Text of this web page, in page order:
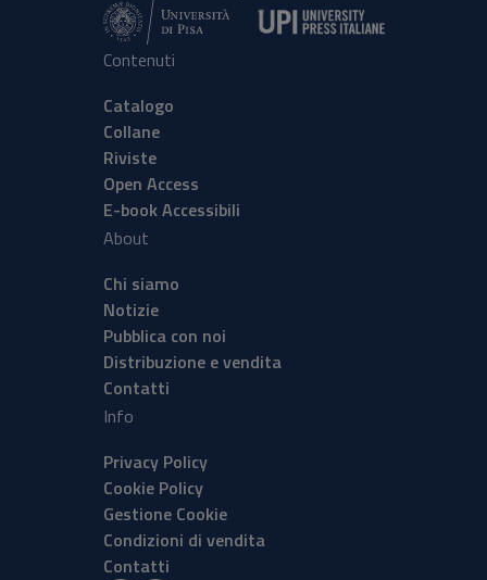
Contenuti
Catalogo
Collane
Riviste
Open Access
E-book Accessibili
About
Chi siamo
Notizie
Pubblica con noi
Distribuzione e vendita
Contatti
Info
Privacy Policy
Cookie Policy
Gestione Cookie
Condizioni di vendita
Contatti